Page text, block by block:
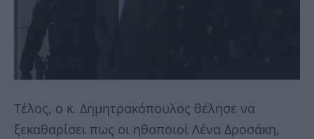
Τέλος, ο κ. Δημητρακόπουλος θέλησε να
ξεκαθαρίσει πως οι ηθοποιοί Λένα Δροσάκη,